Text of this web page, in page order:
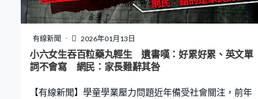
示，周四（22日）早上7時，本港多區氣溫急降至10度，
大埔、沙田、將軍澳、天水圍等再低一度，上水更低見8
度，至於打鼓嶺更跌至5度。 隨着季候風被一股偏東氣流
取代，周末期間華南沿岸氣溫稍為回升，其中周六（24
日）氣溫介乎14至18度，早上相當清涼，日間短暫時間有
有線新聞 2026年01月13日
小六女生吞百粒藥丸輕生 遺書嘆：好累好累、英文單
詞不會寫 網民：家長難辭其咎
【有線新聞】學童學業壓力問題近年備受社會關注，前年